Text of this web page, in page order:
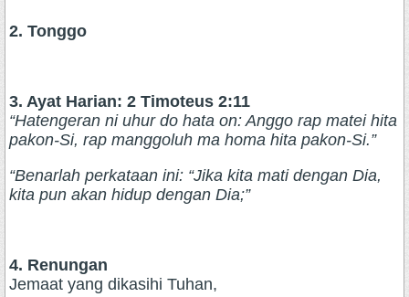
2. Tonggo
3. Ayat Harian: 2 Timoteus 2:11
“Hatengeran ni uhur do hata on: Anggo rap matei hita
pakon-Si, rap manggoluh ma homa hita pakon-Si.”
“Benarlah perkataan ini: “Jika kita mati dengan Dia,
kita pun akan hidup dengan Dia;”
4. Renungan
Jemaat yang dikasihi Tuhan,